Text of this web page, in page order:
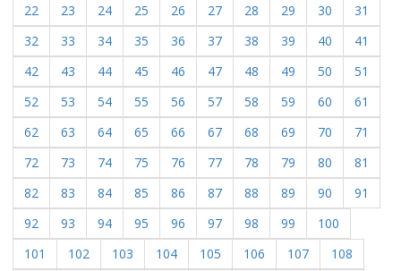
22
23 24 25 26 27 28 29 30
31
32
33 34 35 36 37 38 39 40
41
42
43 44 45 46 47 48 49 50
51
52
53 54 55 56 57 58 59 60
61
62
63 64 65 66 67 68 69 70
71
72
73 74 75 76 77 78 79 80
81
82
83 84 85 86 87 88 89 90
91
92
93 94 95 96 97 98 99
100
101
102 103 104 105 106 107
108